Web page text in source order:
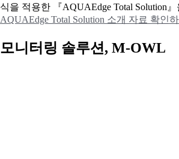
식을 적용한 『AQUAEdge Total Solution
AQUAEdge Total Solution 소개 자료 확인하
모니터링 솔루션, M-OWL